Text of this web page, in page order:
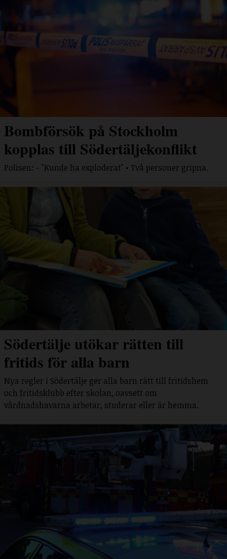
Bombförsök på Stockholm
kopplas till Södertäljekonflikt
Polisen: - "Kunde ha exploderat" • Två personer gripna.
Södertälje utökar rätten till
fritids för alla barn
Nya regler i Södertälje ger alla barn rätt till fritidshem
och fritidsklubb efter skolan, oavsett om
vårdnadshavarna arbetar, studerar eller är hemma.